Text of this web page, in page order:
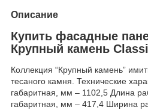
Описание
Купить фасадные
Крупный камень
Коллекция “Крупный камень”
тесаного камня. Технические
габаритная, мм – 1102,5 Длина
габаритная, мм – 417,4 Ширина